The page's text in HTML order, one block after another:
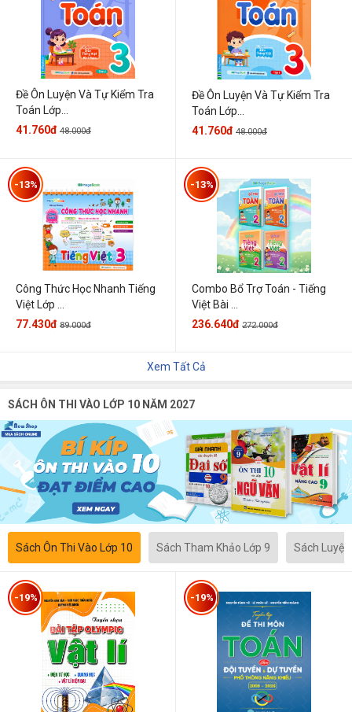
Đề Ôn Luyện Và Tự Kiểm Tra
Toán Lớp...
41.760đ 48.000đ
Đề Ôn Luyện Và Tự Kiểm Tra
Toán Lớp...
41.760đ 48.000đ
Công Thức Học Nhanh Tiếng
Việt Lớp ...
-13%
77.430đ 89.000đ
Combo Bổ Trợ Toán - Tiếng
Việt Bài ...
-13%
236.640đ 272.000đ
Xem Tất Cả
SÁCH ÔN THI VÀO LỚP 10 NĂM 2027
Sách Ôn Thi Vào Lớp 10 Sách Tham Khảo Lớp 9 Sách
-19% -19%